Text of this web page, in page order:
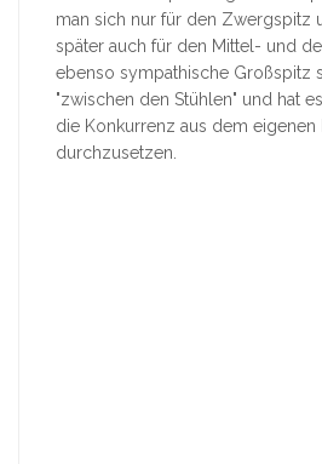
man sich nur für den Zwergspitz
später auch für den Mittel- und
ebenso sympathische Großspitz
"zwischen den Stühlen" und hat
die Konkurrenz aus dem eigenen
durchzusetzen.